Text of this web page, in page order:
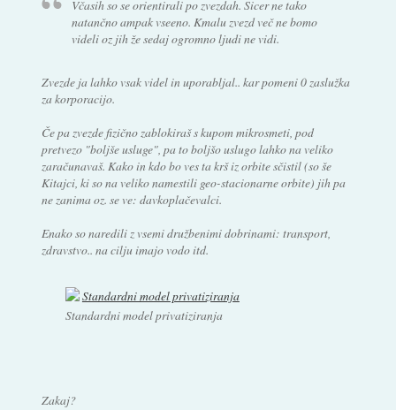
Včasih so se orientirali po zvezdah. Sicer ne tako
natančno ampak vseeno. Kmalu zvezd več ne bomo
videli oz jih že sedaj ogromno ljudi ne vidi.
Zvezde ja lahko vsak videl in uporabljal.. kar pomeni 0 zaslužka
za korporacijo.
Če pa zvezde fizično zablokiraš s kupom mikrosmeti, pod
pretvezo "boljše usluge", pa to boljšo uslugo lahko na veliko
zaračunavaš. Kako in kdo bo ves ta krš iz orbite sčistil (so še
Kitajci, ki so na veliko namestili geo-stacionarne orbite) jih pa
ne zanima oz. se ve: davkoplačevalci.
Enako so naredili z vsemi družbenimi dobrinami: transport,
zdravstvo.. na cilju imajo vodo itd.
Standardni model privatiziranja
Zakaj?